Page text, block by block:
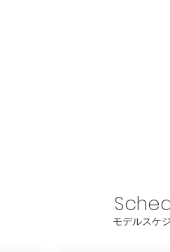
モデルスケ